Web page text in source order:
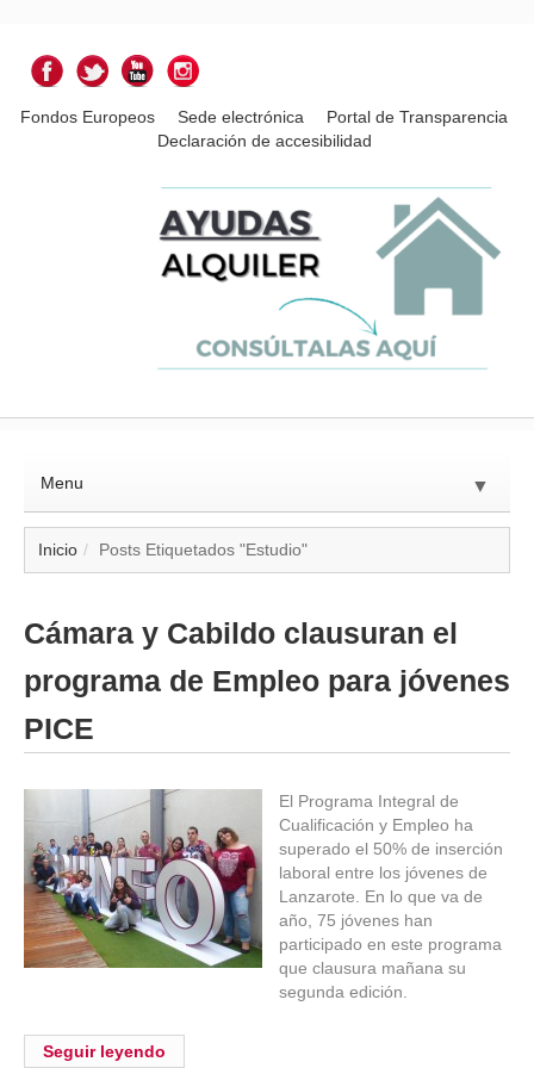
Fondos Europeos Sede electrónica
Portal de Transparencia
Declaración de accesibilidad
Menu ▼
▼
▼
▼
Inicio Posts Etiquetados "Estudio"
Cámara y Cabildo clausuran el
programa de Empleo para jóvenes
PICE
El Programa Integral de
Cualificación y Empleo ha
superado el 50% de inserción
laboral entre los jóvenes de
Lanzarote. En lo que va de
año, 75 jóvenes han
participado en este programa
que clausura mañana su
segunda edición.
Seguir leyendo